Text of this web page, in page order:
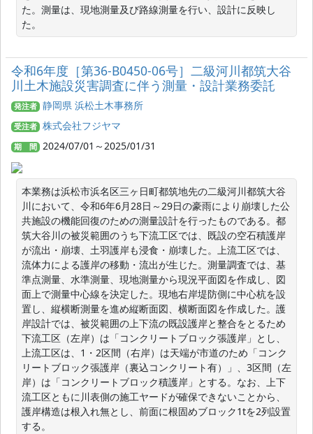
た。測量は、現地測量及び路線測量を行い、設計に反映し
た。
令和6年度［第36-B0450-06号］二級河川都筑大谷
川土木施設災害調査に伴う測量・設計業務委託
発注者 静岡県 浜松土木事務所
受注者 株式会社フジヤマ
期 間 2024/07/01～2025/01/31
本業務は浜松市浜名区三ヶ日町都筑地先の二級河川都筑大谷
川において、令和6年6月28日～29日の豪雨により崩壊した公
共施設の機能回復のための測量設計を行ったものである。都
筑大谷川の被災範囲のうち下流工区では、既設の空石積護岸
が流出・崩壊、土羽護岸も浸食・崩壊した。上流工区では、
流体力による護岸の移動・流出が生じた。測量調査では、基
準点測量、水準測量、現地測量から現況平面図を作成し、図
面上で測量中心線を決定した。現地右岸堤防側に中心杭を設
置し、縦横断測量を進め縦断面図、横断面図を作成した。護
岸設計では、被災範囲の上下流の既設護岸と整合をとるため
下流工区（左岸）は「コンクリートブロック張護岸」とし、
上流工区は、1・2区間（右岸）は天端が市道のため「コンク
リートブロック張護岸（裏込コンクリート有）」、3区間（左
岸）は「コンクリートブロック積護岸」とする。なお、上下
流工区ともに川表側の施工ヤードが確保できないことから、
護岸構造は根入れ無とし、前面に根固めブロック1tを2列設置
する。